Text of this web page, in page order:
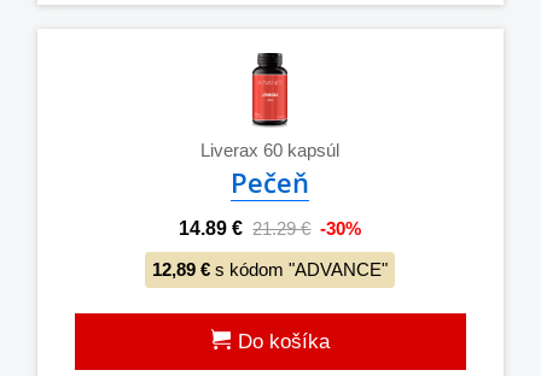
Liverax 60 kapsúl
Pečeň
14.89 € 21.29 € -30%
12,89 € s kódom "ADVANCE"
Do košíka